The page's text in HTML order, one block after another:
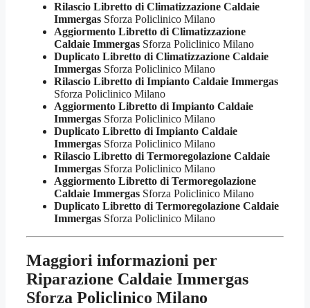
Rilascio Libretto di Climatizzazione Caldaie
Immergas Sforza Policlinico Milano
Aggiormento Libretto di Climatizzazione
Caldaie Immergas Sforza Policlinico Milano
Duplicato Libretto di Climatizzazione Caldaie
Immergas Sforza Policlinico Milano
Rilascio Libretto di Impianto Caldaie Immergas
Sforza Policlinico Milano
Aggiormento Libretto di Impianto Caldaie
Immergas Sforza Policlinico Milano
Duplicato Libretto di Impianto Caldaie
Immergas Sforza Policlinico Milano
Rilascio Libretto di Termoregolazione Caldaie
Immergas Sforza Policlinico Milano
Aggiormento Libretto di Termoregolazione
Caldaie Immergas Sforza Policlinico Milano
Duplicato Libretto di Termoregolazione Caldaie
Immergas Sforza Policlinico Milano
Maggiori informazioni per
Riparazione Caldaie Immergas
Sforza Policlinico Milano